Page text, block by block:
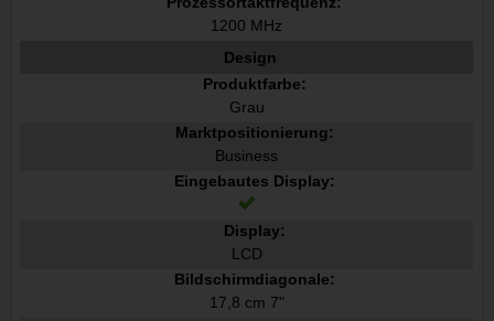
1200 MHz
Design
Produktfarbe:
Grau
Marktpositionierung:
Business
Eingebautes Display:
Display:
LCD
Bildschirmdiagonale:
17,8 cm 7"